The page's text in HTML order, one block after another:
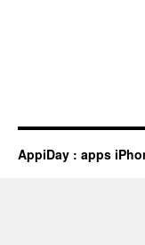
AppiDay : apps